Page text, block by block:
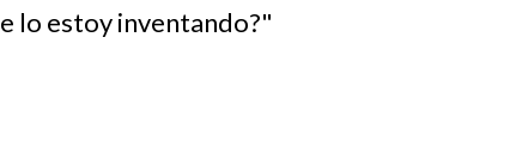
lo estoy inventando?"